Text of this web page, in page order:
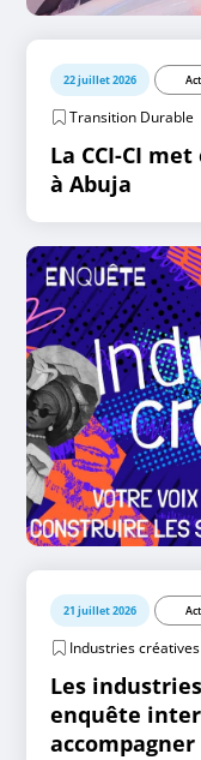
22 juillet 2026
Transition Durable
La CCI-CI
à Abuja
21 juillet 2026
Industries créatives
Les
enquête